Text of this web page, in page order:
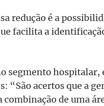
redução é a
facilita a
segmento hospitalar,
“São acertos que a
combinação de uma